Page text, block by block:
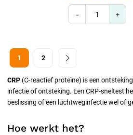
- +
1 2
CRP (C-reactief proteïne) is een
infectie of ontsteking. Een CRP-sneltest
beslissing of een luchtweginfectie wel of
Hoe werkt het?